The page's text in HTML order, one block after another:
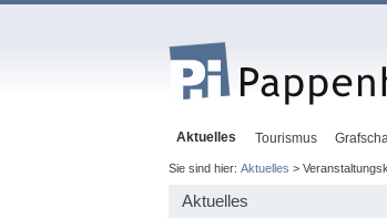
Aktuelles Tourismus
Sie sind hier: Aktuelles >
Aktuelles